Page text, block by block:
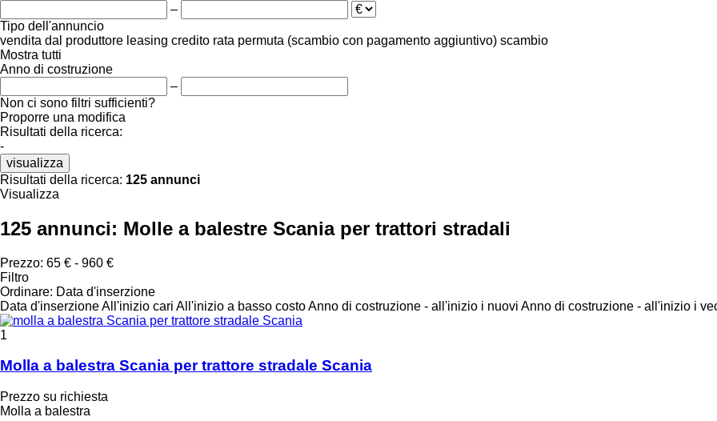
–
Tipo dell'annuncio
vendita dal produttore leasing credito rata permuta (scambio con pagamento aggiuntivo) scambio
Mostra tutti
Anno di costruzione
–
Non ci sono filtri sufficienti?
Proporre una modifica
Risultati della ricerca:
-
visualizza
Risultati della ricerca: 125 annunci
Visualizza
125 annunci: Molle a balestre Scania per trattori stradali
Prezzo: 65 € - 960 €
Filtro
Ordinare: Data d'inserzione
Data d'inserzioneAll'inizio cari All'inizio a basso costoAnno di costruzione - all'inizio i nuovi Anno di costruzione - all'inizio i
1
Molla a balestra Scania per trattore stradale Scania
Prezzo su richiesta
Molla a balestra